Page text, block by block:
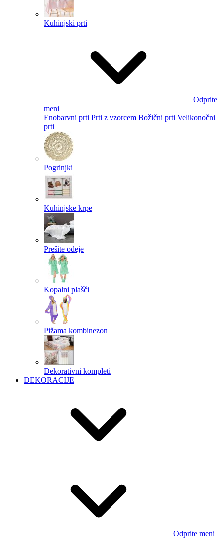
Kuhinjski prti
Odprite
meni
Enobarvni prti Prti z vzorcem Božični prti Velikonočni
prti​
Pogrinjki
Kuhinjske krpe
Prešite odeje
Kopalni plašči
Pižama kombinezon
Dekorativni kompleti
DEKORACIJE
Odprite meni